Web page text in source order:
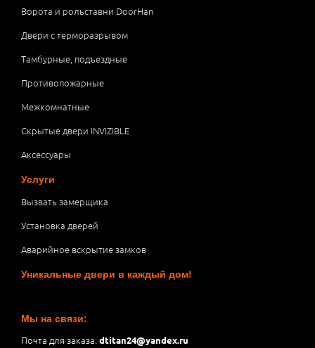
Ворота и рольставни DoorHan
Двери с терморазрывом
Тамбурные, подъездные
Противопожарные
Межкомнатные
Скрытые двери INVIZIBLE
Аксессуары
Услуги
Вызвать замерщика
Установка дверей
Аварийное вскрытие замков
Уникальные двери в каждый дом!
Мы на связи:
Почта для заказа:dtitan24@yandex.ru